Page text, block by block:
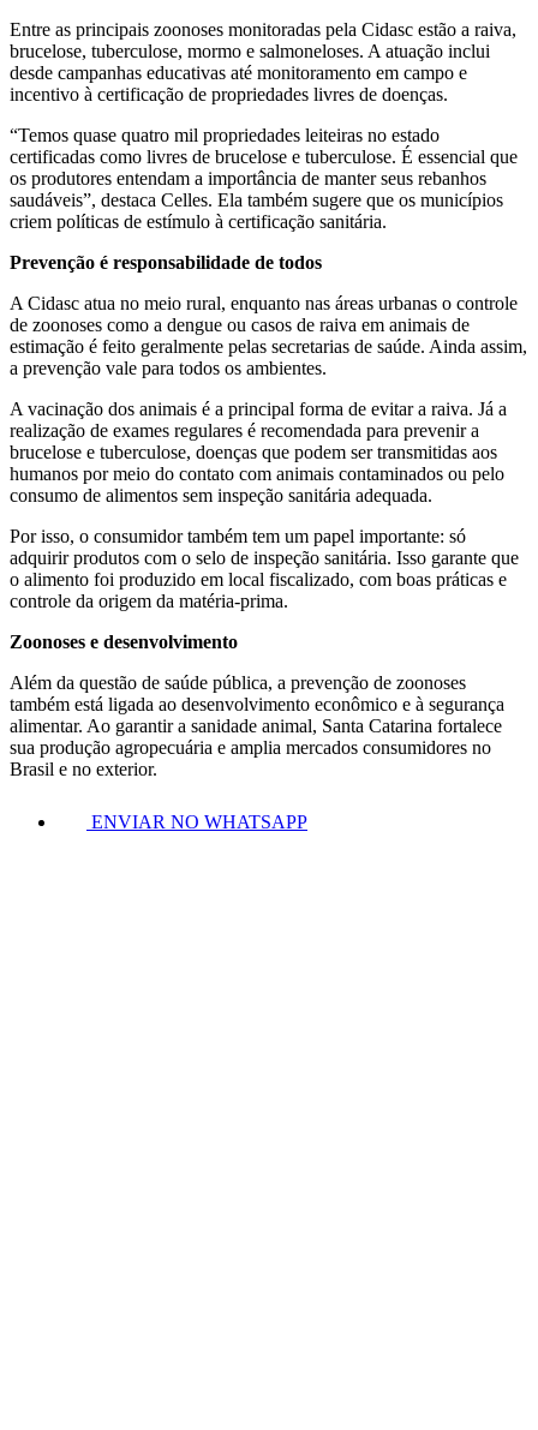
Entre as principais zoonoses monitoradas pela Cidasc estão a raiva,
brucelose, tuberculose, mormo e salmoneloses. A atuação inclui
desde campanhas educativas até monitoramento em campo e
incentivo à certificação de propriedades livres de doenças.
“Temos quase quatro mil propriedades leiteiras no estado
certificadas como livres de brucelose e tuberculose. É essencial que
os produtores entendam a importância de manter seus rebanhos
saudáveis”, destaca Celles. Ela também sugere que os municípios
criem políticas de estímulo à certificação sanitária.
Prevenção é responsabilidade de todos
A Cidasc atua no meio rural, enquanto nas áreas urbanas o controle
de zoonoses como a dengue ou casos de raiva em animais de
estimação é feito geralmente pelas secretarias de saúde. Ainda assim,
a prevenção vale para todos os ambientes.
A vacinação dos animais é a principal forma de evitar a raiva. Já a
realização de exames regulares é recomendada para prevenir a
brucelose e tuberculose, doenças que podem ser transmitidas aos
humanos por meio do contato com animais contaminados ou pelo
consumo de alimentos sem inspeção sanitária adequada.
Por isso, o consumidor também tem um papel importante: só
adquirir produtos com o selo de inspeção sanitária. Isso garante que
o alimento foi produzido em local fiscalizado, com boas práticas e
controle da origem da matéria-prima.
Zoonoses e desenvolvimento
Além da questão de saúde pública, a prevenção de zoonoses
também está ligada ao desenvolvimento econômico e à segurança
alimentar. Ao garantir a sanidade animal, Santa Catarina fortalece
sua produção agropecuária e amplia mercados consumidores no
Brasil e no exterior.
ENVIAR NO WHATSAPP